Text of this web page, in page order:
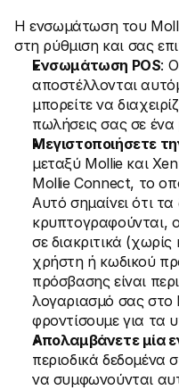
Η ενσωμάτωση του
στη ρύθμιση και σας
Ενσωμάτωση POS:
αποστέλλονται
μπορείτε να
πωλήσεις σας σε ένα
Μεγιστοποιήσετε
μεταξύ Mollie και
Mollie Connect, το
Αυτό σημαίνει ότι
κρυπτογραφούνται,
σε διακριτικά
χρήστη ή κωδικού
πρόσβασης είναι
λογαριασμό σας στο
φροντίσουμε για τα
Απολαμβάνετε μία
περιοδικά
να συμφωνούνται